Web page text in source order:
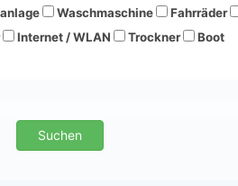
Waschmaschine Fahrräder
Internet / WLAN Trockner
Boot
Suchen